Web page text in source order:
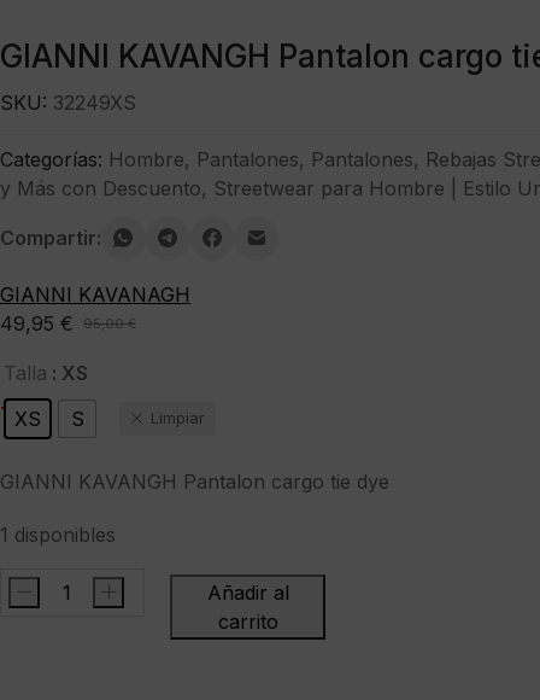
GIANNI KAVANGH Pantalon cargo
95,00€
El
precio
original
era:
49,95 €
El
precio
actual
es:
-47%
Talla : XS
XS
S Limpiar
GIANNI KAVANGH Pantalon cargo tie dye
1 disponibles
GIANNI
- +
Añadir al
carrito
SKU: 32249XS
Categorías: Hombre, Pantalones, Pantalones, Rebajas
y Más con Descuento, Streetwear para Hombre | Estilo
Compartir:
GIANNI KAVANAGH